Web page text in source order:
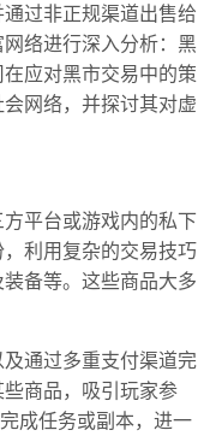
过非正规渠道出售给
络进行深入分析：黑
应对黑市交易中的策
网络，并探讨其对虚
平台或游戏内的私下
利用复杂的交易技巧
备等。这些商品大多
通过多重支付渠道完
商品，吸引玩家参
成任务或副本，进一